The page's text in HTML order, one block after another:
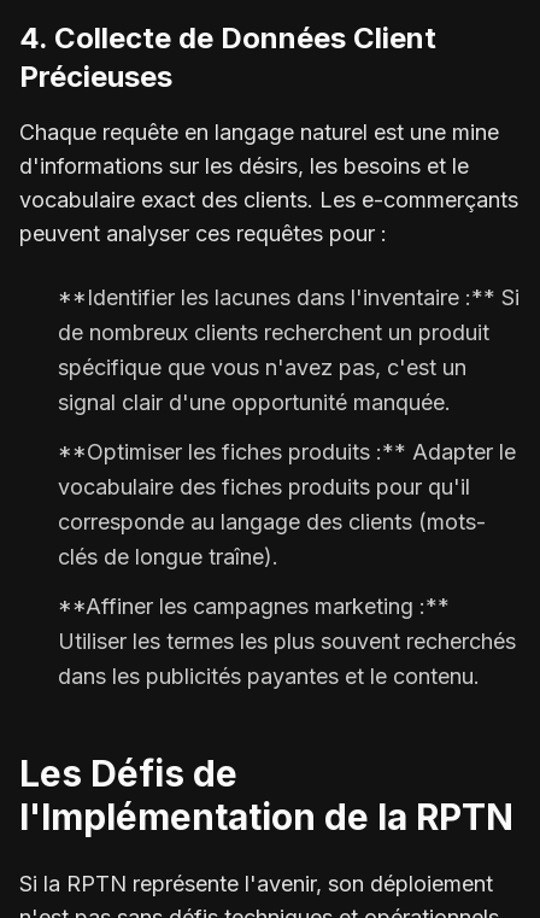
4. Collecte de Données Client
Précieuses
Chaque requête en langage naturel est une mine
d'informations sur les désirs, les besoins et le
vocabulaire exact des clients. Les e-commerçants
peuvent analyser ces requêtes pour :
**Identifier les lacunes dans l'inventaire :** Si
de nombreux clients recherchent un produit
spécifique que vous n'avez pas, c'est un
signal clair d'une opportunité manquée.
**Optimiser les fiches produits :** Adapter le
vocabulaire des fiches produits pour qu'il
corresponde au langage des clients (mots-
clés de longue traîne).
**Affiner les campagnes marketing :**
Utiliser les termes les plus souvent recherchés
dans les publicités payantes et le contenu.
Les Défis de
l'Implémentation de la RPTN
Si la RPTN représente l'avenir, son déploiement